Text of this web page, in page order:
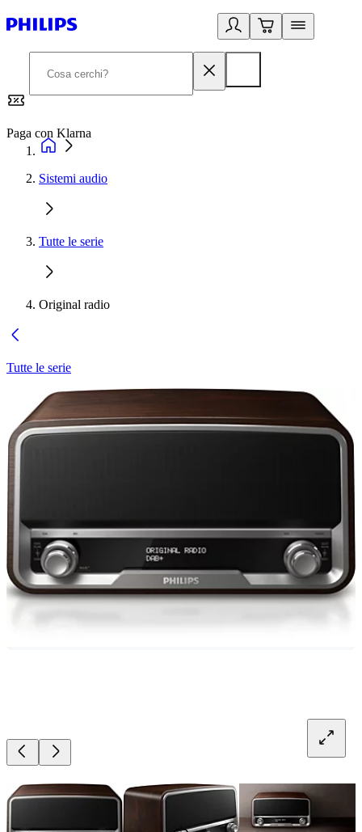
Paga con Klarna
Sistemi audio
Tutte le serie
Original radio
Tutte le serie